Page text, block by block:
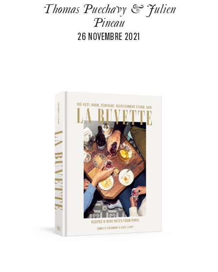
Thomas Puechavy & Julien
Pineau
26 NOVEMBRE 2021